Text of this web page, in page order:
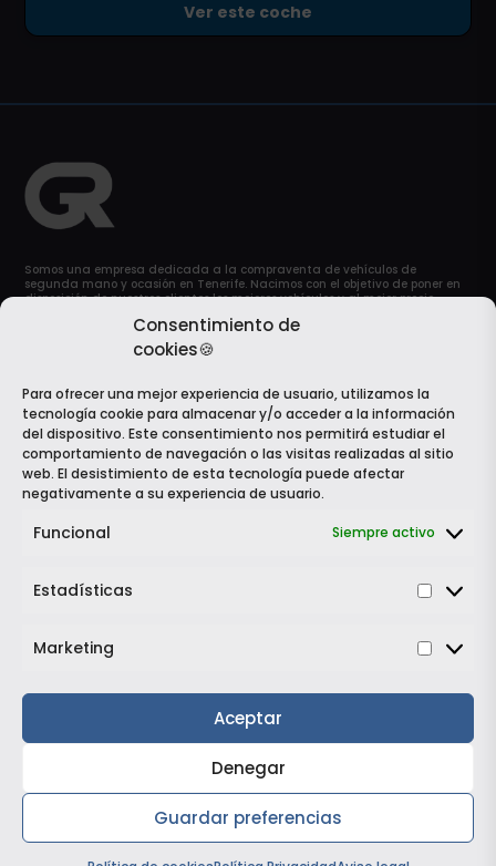
Consentimiento de
cookies🍪
Para ofrecer una mejor experiencia de usuario, utilizamos la
tecnología cookie para almacenar y/o acceder a la información
del dispositivo. Este consentimiento nos permitirá estudiar el
comportamiento de navegación o las visitas realizadas al sitio
web. El desistimiento de esta tecnología puede afectar
negativamente a su experiencia de usuario.
Funcional Siempre activo
Estadísticas
Marketing
Aceptar
Denegar
Guardar preferencias
 ¡Quiero este vehículo!
Ver este coche
Somos una empresa dedicada a la compraventa de vehículos de
segunda mano y ocasión en Tenerife. Nacimos con el objetivo de poner en
disposición de nuestros clientes los mejores vehículos y al mejor precio
 689 08 87 17
 info@grautomocion.com
Calle Alcalde García Ramos, 3, 38003, Santa Cruz de
Lunes a viernes de 09:00 a 14:00 y 16:00 a 19:00
Política de Privacidad|Política de Cookies|Aviso Legal